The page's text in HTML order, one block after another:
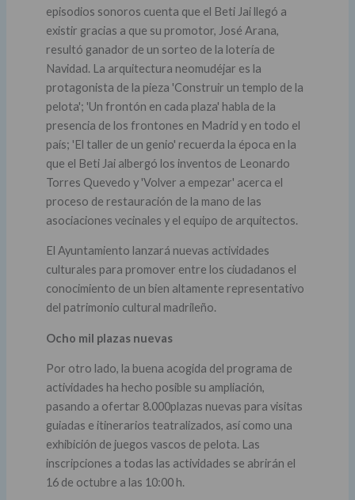
episodios sonoros cuenta que el Beti Jai llegó a
existir gracias a que su promotor, José Arana,
resultó ganador de un sorteo de la lotería de
Navidad. La arquitectura neomudéjar es la
protagonista de la pieza 'Construir un templo de la
pelota'; 'Un frontón en cada plaza' habla de la
presencia de los frontones en Madrid y en todo el
país; 'El taller de un genio' recuerda la época en la
que el Beti Jai albergó los inventos de Leonardo
Torres Quevedo y 'Volver a empezar' acerca el
proceso de restauración de la mano de las
asociaciones vecinales y el equipo de arquitectos.
El Ayuntamiento lanzará nuevas actividades
culturales para promover entre los ciudadanos el
conocimiento de un bien altamente representativo
del patrimonio cultural madrileño.
Ocho mil plazas nuevas
Por otro lado, la buena acogida del programa de
actividades ha hecho posible su ampliación,
pasando a ofertar 8.000plazas nuevas para visitas
guiadas e itinerarios teatralizados, así como una
exhibición de juegos vascos de pelota. Las
inscripciones a todas las actividades se abrirán el
16 de octubre a las 10:00 h.